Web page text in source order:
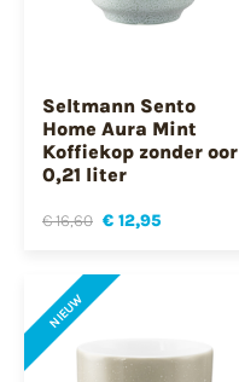
Seltmann Sento
Home Aura Mint
Koffiekop zonder oor
0,21 liter
€ 16,60 € 12,95
NIEUW